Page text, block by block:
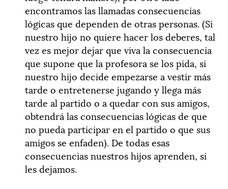
encontramos las llamadas consecuencias
lógicas que dependen de otras personas. (Si
nuestro hijo no quiere hacer los deberes, tal
vez es mejor dejar que viva la consecuencia
que supone que la profesora se los pida, si
nuestro hijo decide empezarse a vestir más
tarde o entretenerse jugando y llega más
tarde al partido o a quedar con sus amigos,
obtendrá las consecuencias lógicas de que
no pueda participar en el partido o que sus
amigos se enfaden). De todas esas
consecuencias nuestros hijos aprenden, si
les dejamos.